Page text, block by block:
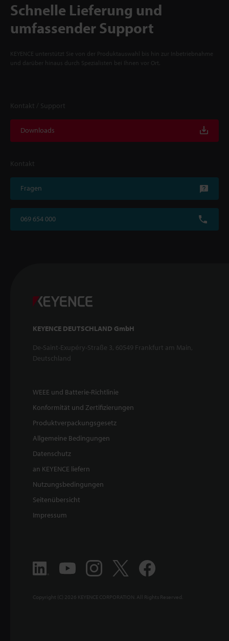
Schnelle Lieferung und
umfassender Support
KEYENCE unterstützt Sie von der Produktauswahl bis hin zur Inbetriebnahme
und darüber hinaus durch Spezialisten bei Ihnen vor Ort.
Kontakt / Support
Downloads
Kontakt
Fragen
069 654 000
KEYENCE DEUTSCHLAND GmbH
De-Saint-Exupéry-Straße 3, 60549 Frankfurt am Main,
Deutschland
WEEE und Batterie-Richtlinie
Konformität und Zertifizierungen
Produktverpackungsgesetz
Allgemeine Bedingungen
Datenschutz
an KEYENCE liefern
Nutzungsbedingungen
Seitenübersicht
Impressum
Copyright (C) 2026 KEYENCE CORPORATION. All Rights Reserved.